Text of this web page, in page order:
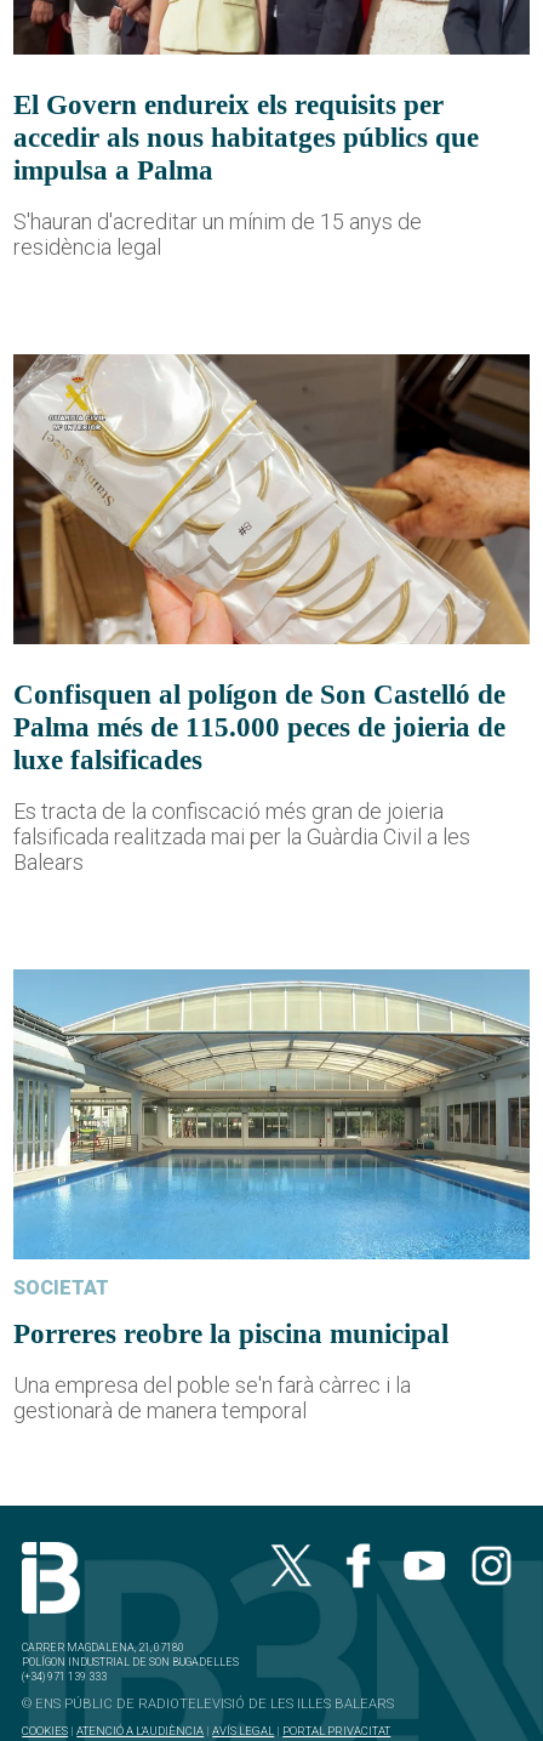
El Govern endureix els requisits per
accedir als nous habitatges públics que
impulsa a Palma
S'hauran d'acreditar un mínim de 15 anys de
residència legal
Confisquen al polígon de Son Castelló de
Palma més de 115.000 peces de joieria de
luxe falsificades
Es tracta de la confiscació més gran de joieria
falsificada realitzada mai per la Guàrdia Civil a les
Balears
SOCIETAT
Porreres reobre la piscina municipal
Una empresa del poble se'n farà càrrec i la
gestionarà de manera temporal
CARRER MAGDALENA, 21, 07180
POLÍGON INDUSTRIAL DE SON BUGADELLES
(+34) 971 139 333
© ENS PÚBLIC DE RADIOTELEVISIÓ DE LES ILLES BALEARS
COOKIES |ATENCIÓ A L'AUDIÈNCIA |AVÍS LEGAL | PORTAL PRIVACITAT